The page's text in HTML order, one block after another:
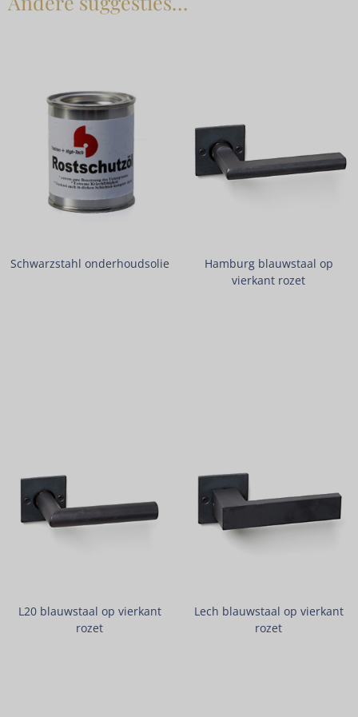
Schwarzstahl onderhoudsolie
Hamburg blauwstaal op
vierkant rozet
L20 blauwstaal op vierkant
rozet
Lech blauwstaal op vierkant
rozet